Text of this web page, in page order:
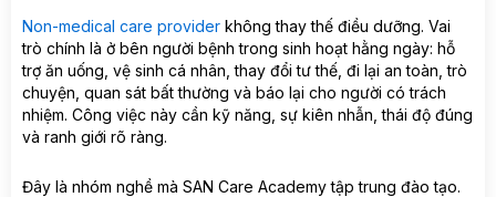
Non-medical care provider không thay thế điều dưỡng. Vai
trò chính là ở bên người bệnh trong sinh hoạt hằng ngày: hỗ
trợ ăn uống, vệ sinh cá nhân, thay đổi tư thế, đi lại an toàn, trò
chuyện, quan sát bất thường và báo lại cho người có trách
nhiệm. Công việc này cần kỹ năng, sự kiên nhẫn, thái độ đúng
và ranh giới rõ ràng.
Đây là nhóm nghề mà SAN Care Academy tập trung đào tạo.